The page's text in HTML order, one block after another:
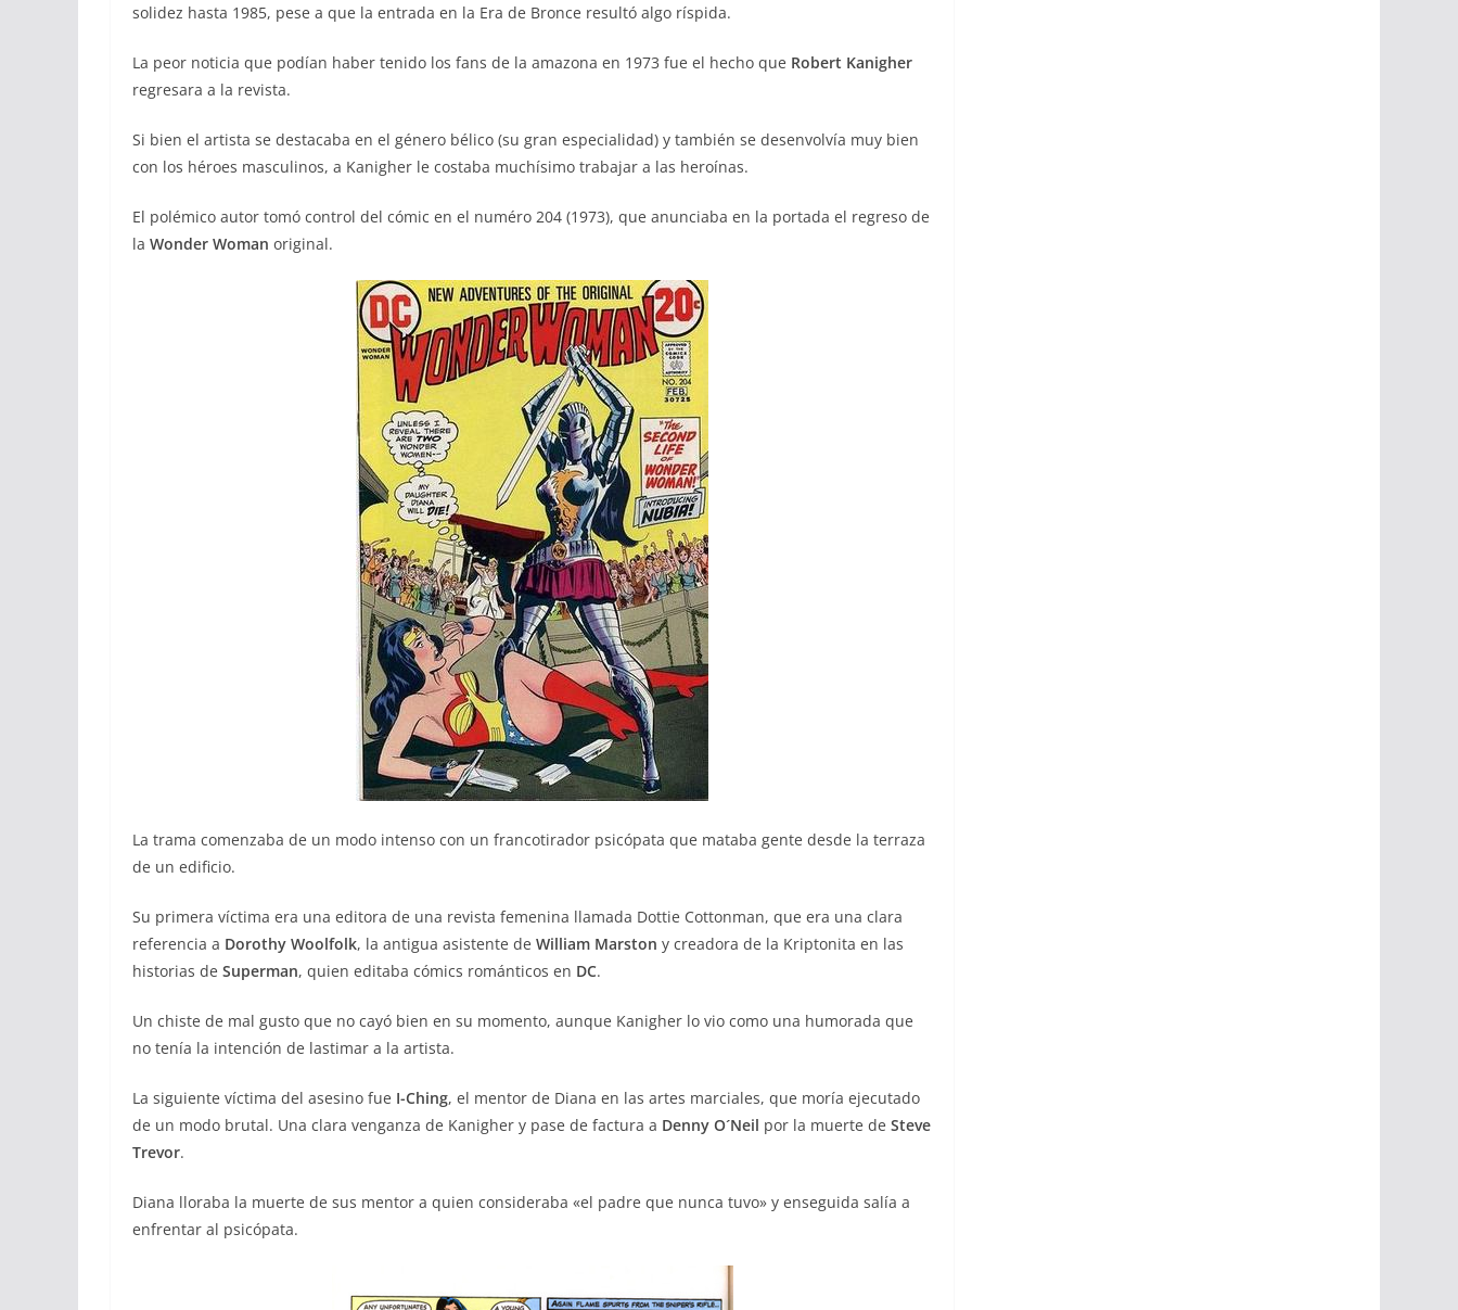
solidez hasta 1985, pese a que la entrada en la Era de Bronce resultó algo ríspida.
La peor noticia que podían haber tenido los fans de la amazona en 1973 fue el hecho que Robert Kanigher
regresara a la revista.
Si bien el artista se destacaba en el género bélico (su gran especialidad) y también se desenvolvía muy bien
con los héroes masculinos, a Kanigher le costaba muchísimo trabajar a las heroínas.
El polémico autor tomó control del cómic en el numéro 204 (1973), que anunciaba en la portada el regreso de
la Wonder Woman original.
La trama comenzaba de un modo intenso con un francotirador psicópata que mataba gente desde la terraza
de un edificio.
Su primera víctima era una editora de una revista femenina llamada Dottie Cottonman, que era una clara
referencia a Dorothy Woolfolk, la antigua asistente de William Marston y creadora de la Kriptonita en las
historias de Superman, quien editaba cómics románticos en DC.
Un chiste de mal gusto que no cayó bien en su momento, aunque Kanigher lo vio como una humorada que
no tenía la intención de lastimar a la artista.
La siguiente víctima del asesino fue I-Ching, el mentor de Diana en las artes marciales, que moría ejecutado
de un modo brutal. Una clara venganza de Kanigher y pase de factura a Denny O´Neil por la muerte de Steve
Trevor.
Diana lloraba la muerte de sus mentor a quien consideraba «el padre que nunca tuvo» y enseguida salía a
enfrentar al psicópata.